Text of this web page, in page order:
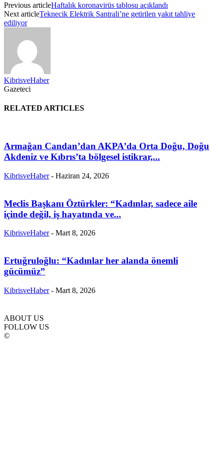
Previous articleHaftalık koronavirüs tablosu açıklandı
Next articleTeknecik Elektrik Santrali’ne getirilen yakıt tahliye
ediliyor
KibrisveHaber
Gazeteci
RELATED ARTICLES
Armağan Candan’dan AKPA’da Orta Doğu, Doğu
Akdeniz ve Kıbrıs’ta bölgesel istikrar,...
KibrisveHaber - Haziran 24, 2026
Meclis Başkanı Öztürkler: “Kadınlar, sadece aile
içinde değil, iş hayatında ve...
KibrisveHaber - Mart 8, 2026
Ertuğruloğlu: “Kadınlar her alanda önemli
gücümüz”
KibrisveHaber - Mart 8, 2026
ABOUT US
FOLLOW US
©